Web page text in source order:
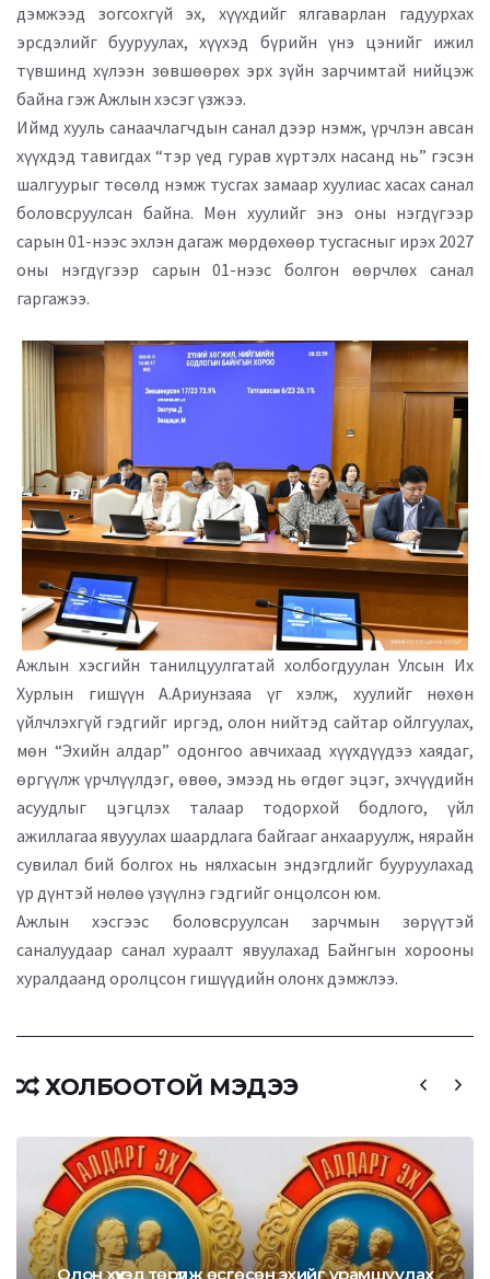
дэмжээд зогсохгүй эх, хүүхдийг ялгаварлан гадуурхах
эрсдэлийг бууруулах, хүүхэд бүрийн үнэ цэнийг ижил
түвшинд хүлээн зөвшөөрөх эрх зүйн зарчимтай нийцэж
байна гэж Ажлын хэсэг үзжээ.
Иймд хууль санаачлагчдын санал дээр нэмж, үрчлэн авсан
хүүхдэд тавигдах “тэр үед гурав хүртэлх насанд нь” гэсэн
шалгуурыг төсөлд нэмж тусгах замаар хуулиас хасах санал
боловсруулсан байна. Мөн хуулийг энэ оны нэгдүгээр
сарын 01-нээс эхлэн дагаж мөрдөхөөр тусгасныг ирэх 2027
оны нэгдүгээр сарын 01-нээс болгон өөрчлөх санал
гаргажээ.
Ажлын хэсгийн танилцуулгатай холбогдуулан Улсын Их
Хурлын гишүүн А.Ариунзаяа үг хэлж, хуулийг нөхөн
үйлчлэхгүй гэдгийг иргэд, олон нийтэд сайтар ойлгуулах,
мөн “Эхийн алдар” одонгоо авчихаад хүүхдүүдээ хаядаг,
өргүүлж үрчлүүлдэг, өвөө, эмээд нь өгдөг эцэг, эхчүүдийн
асуудлыг цэгцлэх талаар тодорхой бодлого, үйл
ажиллагаа явууулах шаардлага байгааг анхааруулж, нярайн
сувилал бий болгох нь нялхасын эндэгдлийг бууруулахад
үр дүнтэй нөлөө үзүүлнэ гэдгийг онцолсон юм.
Ажлын хэсгээс боловсруулсан зарчмын зөрүүтэй
саналуудаар санал хураалт явуулахад Байнгын хорооны
хуралдаанд оролцсон гишүүдийн олонх дэмжлээ.
ХОЛБООТОЙ МЭДЭЭ
Олон хүүхэд төрүүлж өсгөсөн эхийг урамшуулах